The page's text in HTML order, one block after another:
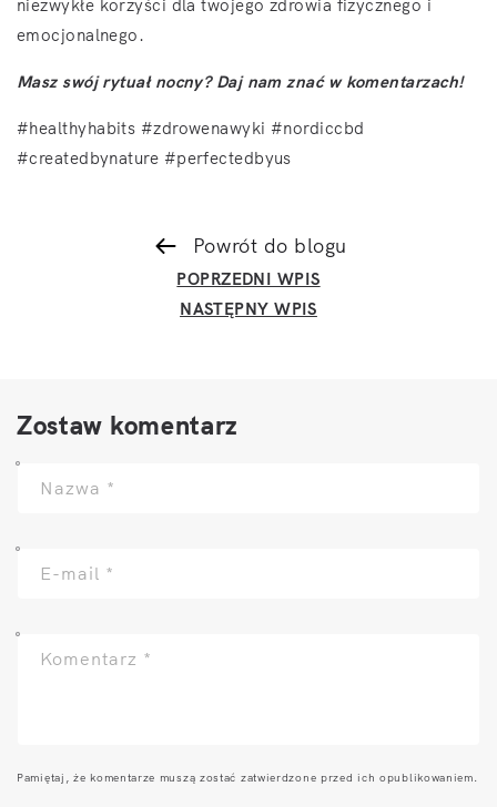
niezwykłe korzyści dla twojego zdrowia fizycznego i
emocjonalnego.
Masz swój rytuał nocny? Daj nam znać w komentarzach!
#healthyhabits #zdrowenawyki #nordiccbd
#createdbynature #perfectedbyus
Powrót do blogu
POPRZEDNI WPIS
NASTĘPNY WPIS
Zostaw komentarz
Nazwa *
E-mail *
Komentarz *
Pamiętaj, że komentarze muszą zostać zatwierdzone przed ich opublikowaniem.